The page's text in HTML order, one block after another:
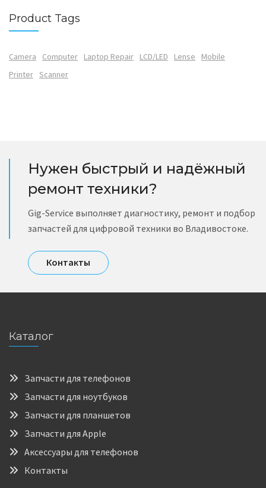
Product Tags
Camera Computer Laptop Repair LCD/LED Lense
Mobile
Printer Scanner
Нужен быстрый и надёжный
ремонт техники?
Gig-Service выполняет диагностику, ремонт и подбор
запчастей для цифровой техники во Владивостоке.
Контакты
Каталог
Запчасти для телефонов
Запчасти для ноутбуков
Запчасти для планшетов
Запчасти для Apple
Аксессуары для телефонов
Контакты